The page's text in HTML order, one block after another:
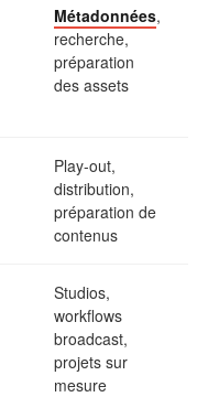
Métadonnées,
recherche,
préparation
des assets
Play-out,
distribution,
préparation de
contenus
Studios,
workflows
broadcast,
projets sur
mesure